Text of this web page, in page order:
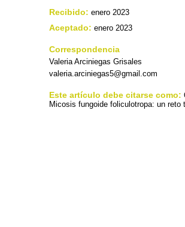
Recibido: enero 2023
Aceptado: enero 2023
Correspondencia
Valeria Arciniegas Grisales
valeria.arciniegas5@gmail.com
Este artículo debe citarse como:
Micosis fungoide foliculotropa: un